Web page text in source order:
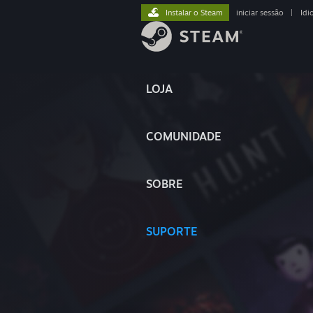
LOJA
COMUNIDADE
SOBRE
SUPORTE
Instalar o Steam iniciar sessão